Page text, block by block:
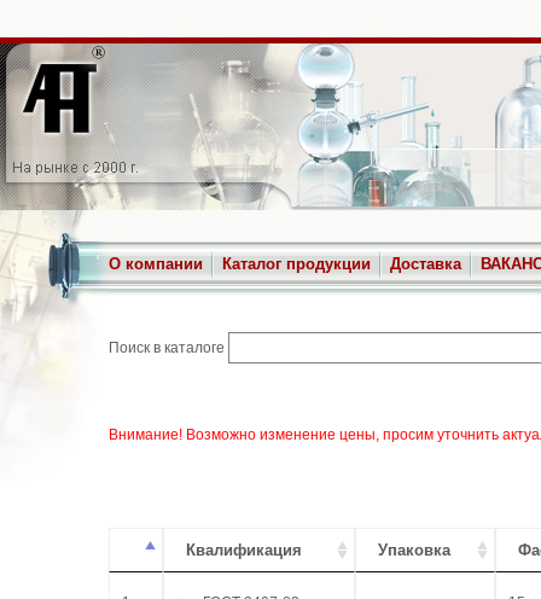
О компании Каталог продукции Доставка
Поиск в каталоге
Внимание! Возможно изменение цены, просим уточнить
Квалификация Упаковка